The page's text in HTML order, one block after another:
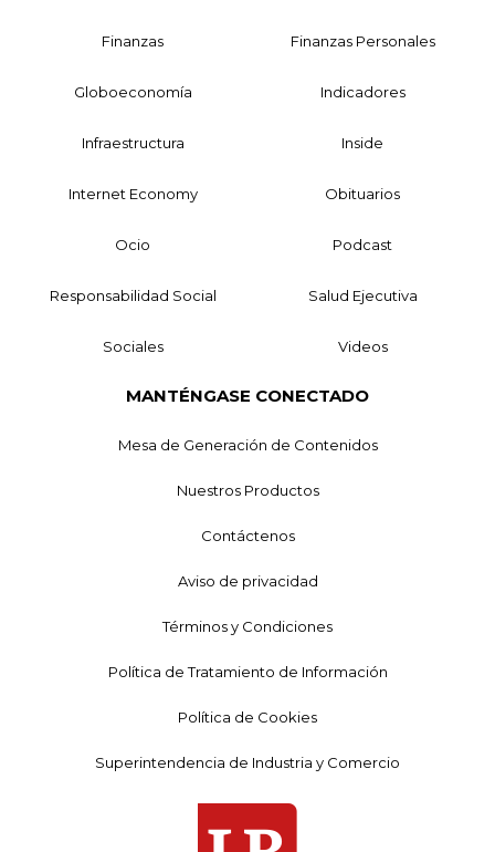
Finanzas Finanzas Personales
Globoeconomía Indicadores
Infraestructura Inside
Internet Economy Obituarios
Ocio Podcast
Responsabilidad Social Salud Ejecutiva
Sociales Videos
MANTÉNGASE CONECTADO
Mesa de Generación de Contenidos
Nuestros Productos
Contáctenos
Aviso de privacidad
Términos y Condiciones
Política de Tratamiento de Información
Política de Cookies
Superintendencia de Industria y Comercio